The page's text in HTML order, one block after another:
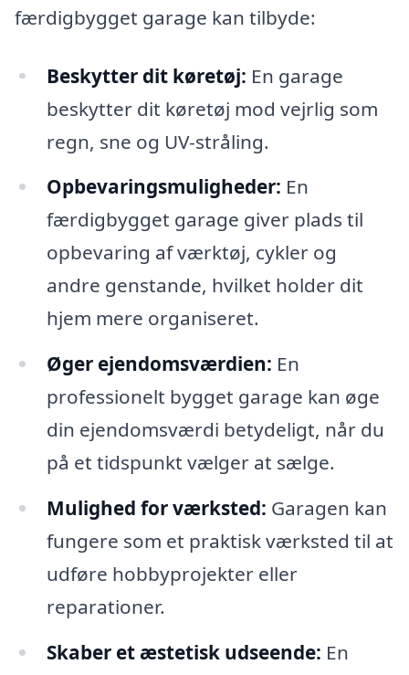
færdigbygget garage kan tilbyde:
Beskytter dit køretøj: En garage
beskytter dit køretøj mod vejrlig som
regn, sne og UV-stråling.
Opbevaringsmuligheder: En
færdigbygget garage giver plads til
opbevaring af værktøj, cykler og
andre genstande, hvilket holder dit
hjem mere organiseret.
Øger ejendomsværdien: En
professionelt bygget garage kan øge
din ejendomsværdi betydeligt, når du
på et tidspunkt vælger at sælge.
Mulighed for værksted: Garagen kan
fungere som et praktisk værksted til at
udføre hobbyprojekter eller
reparationer.
Skaber et æstetisk udseende: En